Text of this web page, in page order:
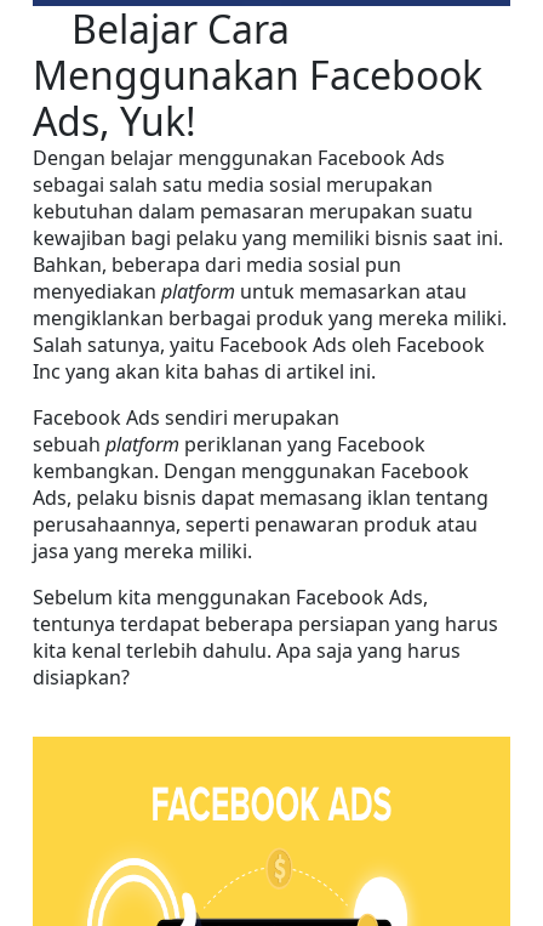
Belajar Cara
Menggunakan Facebook
Ads, Yuk!
Dengan belajar menggunakan Facebook Ads
sebagai salah satu media sosial merupakan
kebutuhan dalam pemasaran merupakan suatu
kewajiban bagi pelaku yang memiliki bisnis saat ini.
Bahkan, beberapa dari media sosial pun
menyediakan platform untuk memasarkan atau
mengiklankan berbagai produk yang mereka miliki.
Salah satunya, yaitu Facebook Ads oleh Facebook
Inc yang akan kita bahas di artikel ini.
Facebook Ads sendiri merupakan
sebuah platform periklanan yang Facebook
kembangkan. Dengan menggunakan Facebook
Ads, pelaku bisnis dapat memasang iklan tentang
perusahaannya, seperti penawaran produk atau
jasa yang mereka miliki.
Sebelum kita menggunakan Facebook Ads,
tentunya terdapat beberapa persiapan yang harus
kita kenal terlebih dahulu. Apa saja yang harus
disiapkan?